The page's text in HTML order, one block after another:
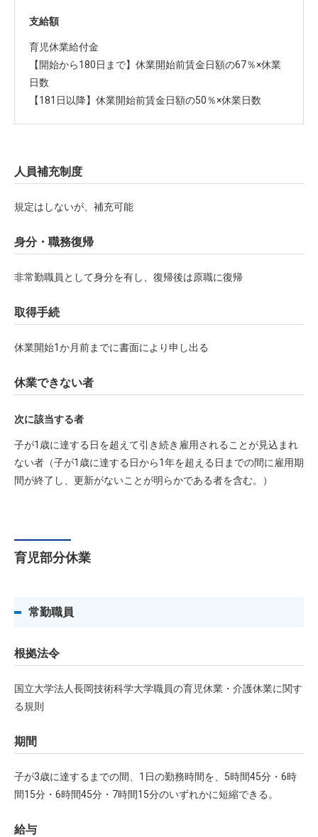
支給額
育児休業給付金
【開始から180日まで】休業開始前賃金日額の67％×休業
日数
【181日以降】休業開始前賃金日額の50％×休業日数
人員補充制度
規定はしないが、補充可能
身分・職務復帰
非常勤職員として身分を有し、復帰後は原職に復帰
取得手続
休業開始1か月前までに書面により申し出る
休業できない者
次に該当する者
子が1歳に達する日を超えて引き続き雇用されることが見込まれ
ない者（子が1歳に達する日から1年を超える日までの間に雇用期
間が終了し、更新がないことが明らかである者を含む。）
育児部分休業
常勤職員
根拠法令
国立大学法人長岡技術科学大学職員の育児休業・介護休業に関す
る規則
期間
子が3歳に達するまでの間、1日の勤務時間を、5時間45分・6時
間15分・6時間45分・7時間15分のいずれかに短縮できる。
給与